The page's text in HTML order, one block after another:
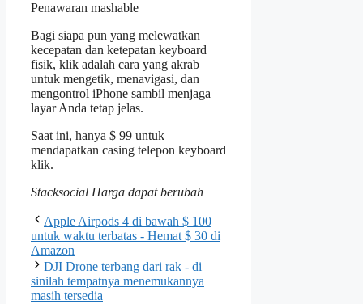
Penawaran mashable
Bagi siapa pun yang melewatkan
kecepatan dan ketepatan keyboard
fisik, klik adalah cara yang akrab
untuk mengetik, menavigasi, dan
mengontrol iPhone sambil menjaga
layar Anda tetap jelas.
Saat ini, hanya $ 99 untuk
mendapatkan casing telepon keyboard
klik.
Stacksocial Harga dapat berubah
Apple Airpods 4 di bawah $ 100
untuk waktu terbatas - Hemat $ 30 di
Amazon
DJI Drone terbang dari rak - di
sinilah tempatnya menemukannya
masih tersedia